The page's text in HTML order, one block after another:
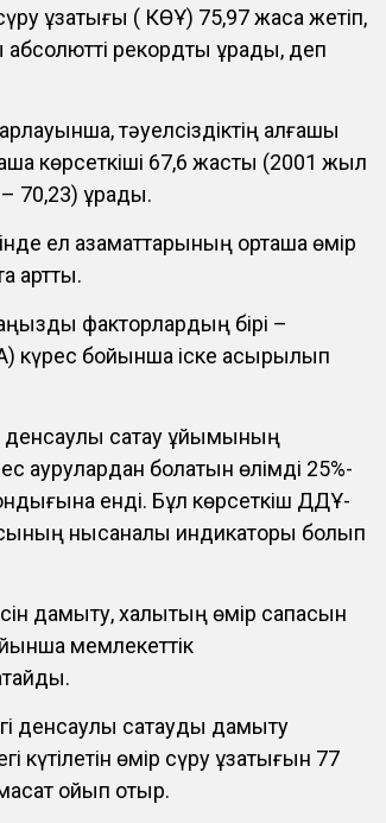
ұзақтығы ( КӨҰ) 75,97 жасқа жетіп,
рекордты құрады, деп
тәуелсіздіктің алғашқы
көрсеткіші 67,6 жасты (2001 жыл
70,23) құрады.
ел азаматтарының орташа өмір
артты.
факторлардың бірі –
күрес бойынша іске асырылып
сақтау ұйымының
аурулардан болатын өлімді 25%-
енді. Бұл көрсеткіш ДДҰ-
нысаналы индикаторы болып
дамыту, халықтың өмір сапасын
мемлекеттік
денсаулық сақтауды дамыту
өмір сүру ұзақтығын 77
қойып отыр.